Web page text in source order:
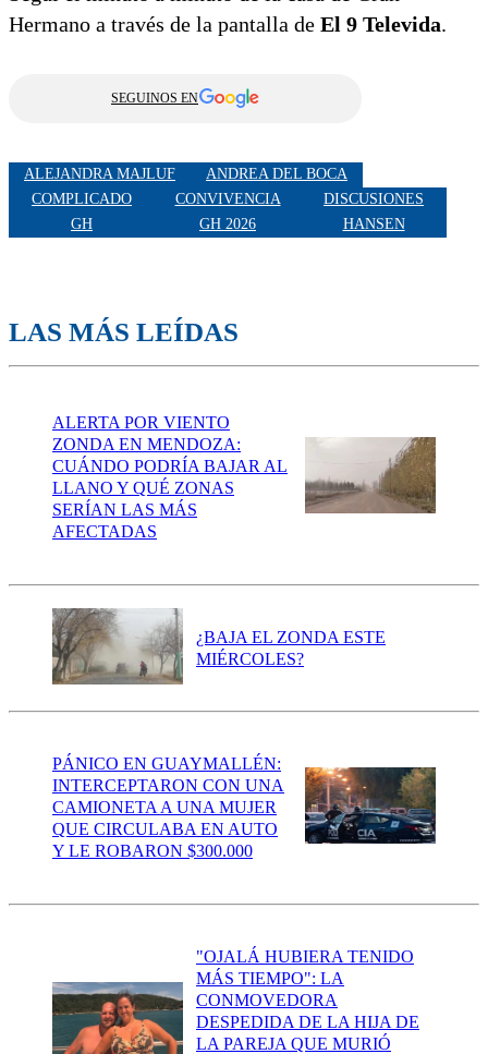
Hermano a través de la pantalla de El 9 Televida.
SEGUINOS EN
ALEJANDRA MAJLUF
ANDREA DEL BOCA
COMPLICADO
CONVIVENCIA
DISCUSIONES
GH
GH 2026 HANSEN
LAS MÁS LEÍDAS
ALERTA POR VIENTO
ZONDA EN MENDOZA:
CUÁNDO PODRÍA BAJAR AL
LLANO Y QUÉ ZONAS
SERÍAN LAS MÁS
AFECTADAS
¿BAJA EL ZONDA ESTE
MIÉRCOLES?
PÁNICO EN GUAYMALLÉN:
INTERCEPTARON CON UNA
CAMIONETA A UNA MUJER
QUE CIRCULABA EN AUTO
Y LE ROBARON $300.000
"OJALÁ HUBIERA TENIDO
MÁS TIEMPO": LA
CONMOVEDORA
DESPEDIDA DE LA HIJA DE
LA PAREJA QUE MURIÓ